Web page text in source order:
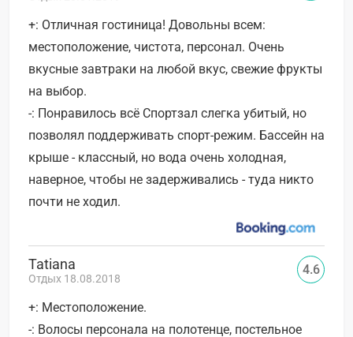
+: Отличная гостиница! Довольны всем:
местоположение, чистота, персонал. Очень
вкусные завтраки на любой вкус, свежие фрукты
на выбор.
-: Понравилось всё Спортзал слегка убитый, но
позволял поддерживать спорт-режим. Бассейн на
крыше - классный, но вода очень холодная,
наверное, чтобы не задерживались - туда никто
почти не ходил.
Tatiana
Отдых 18.08.2018
+: Местоположение.
-: Волосы персонала на полотенце, постельное
4.6